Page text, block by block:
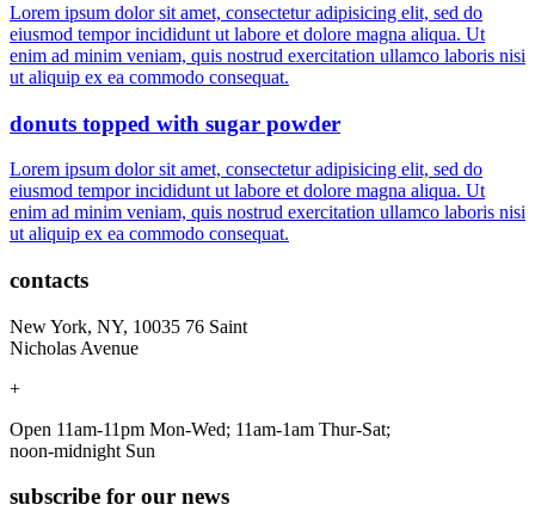
Lorem ipsum dolor sit amet, consectetur adipisicing elit, sed do
eiusmod tempor incididunt ut labore et dolore magna aliqua. Ut
enim ad minim veniam, quis nostrud exercitation ullamco laboris nisi
ut aliquip ex ea commodo consequat.
donuts topped with sugar powder
Lorem ipsum dolor sit amet, consectetur adipisicing elit, sed do
eiusmod tempor incididunt ut labore et dolore magna aliqua. Ut
enim ad minim veniam, quis nostrud exercitation ullamco laboris nisi
ut aliquip ex ea commodo consequat.
contacts
New York, NY, 10035 76 Saint
Nicholas Avenue
+
Open 11am-11pm Mon-Wed; 11am-1am Thur-Sat;
noon-midnight Sun
subscribe for our news